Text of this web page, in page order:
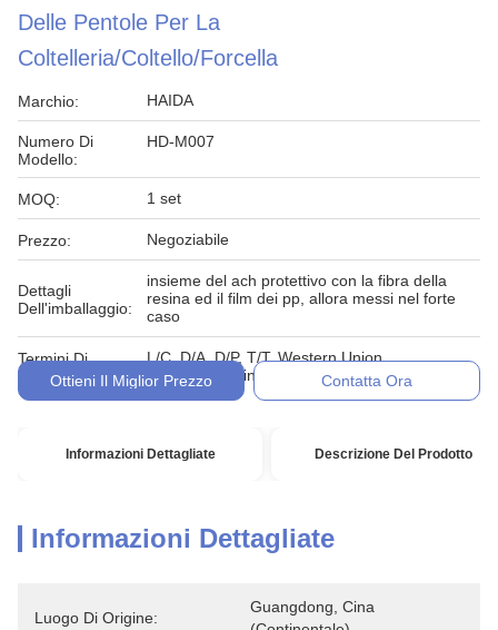
Delle Pentole Per La
Coltelleria/coltello/forcella
Marchio: HAIDA
Numero Di
Modello:
HD-M007
MOQ: 1 set
Prezzo: Negoziabile
Dettagli
Dell'imballaggio:
insieme del ach protettivo con la fibra della
resina ed il film dei pp, allora messi nel forte
caso
Termini Di
Pagamento:
L/C, D/A, D/P, T/T, Western Union,
MoneyGram, in denaro, impegno
Ottieni Il Miglior Prezzo Contatta Ora
Informazioni Dettagliate Descrizione Del Prodotto
Informazioni Dettagliate
Luogo Di Origine:
Guangdong, Cina